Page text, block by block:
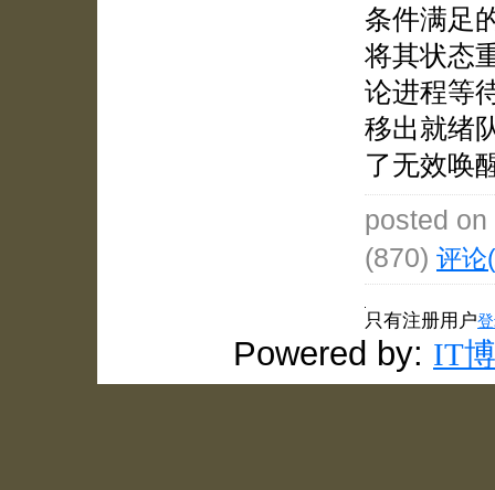
条件满足
将其状态
论进程等
移出就绪
了无效唤
posted
(870) 评论
只有注册用户
Powered by: IT